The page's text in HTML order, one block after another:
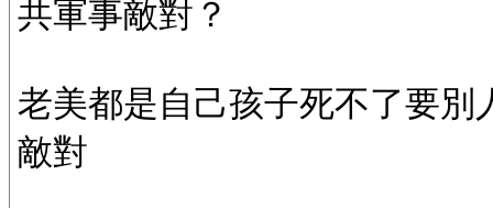
共軍事敵對？
老美都是自己孩子死不了要
敵對